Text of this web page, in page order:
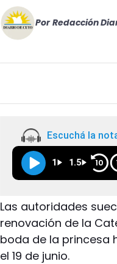
Por Redacción
Escuchá la
1 1.5 10
Las autoridades
renovación de la
boda de la princesa
el 19 de junio.